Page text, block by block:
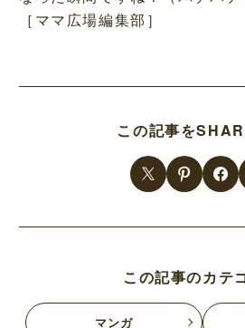
［ママ広場編集部］
この記事を
この記事のカテ
マンガ